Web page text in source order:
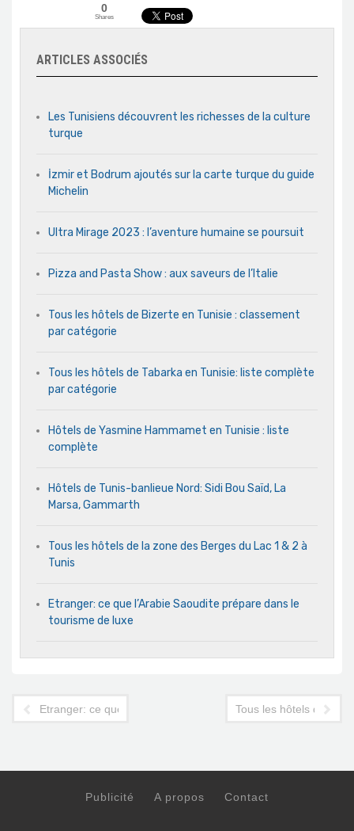
0
Shares
ARTICLES ASSOCIÉS
Les Tunisiens découvrent les richesses de la culture
turque
İzmir et Bodrum ajoutés sur la carte turque du guide
Michelin
Ultra Mirage 2023 : l’aventure humaine se poursuit
Pizza and Pasta Show : aux saveurs de l’Italie
Tous les hôtels de Bizerte en Tunisie : classement
par catégorie
Tous les hôtels de Tabarka en Tunisie: liste complète
par catégorie
Hôtels de Yasmine Hammamet en Tunisie : liste
complète
Hôtels de Tunis-banlieue Nord: Sidi Bou Saïd, La
Marsa, Gammarth
Tous les hôtels de la zone des Berges du Lac 1 & 2 à
Tunis
Etranger: ce que l’Arabie Saoudite prépare dans le
tourisme de luxe
Etranger: ce que l'Arabie Saoudite prépare dans le tourisme
Tous les hôtels de la
Publicité A propos Contact